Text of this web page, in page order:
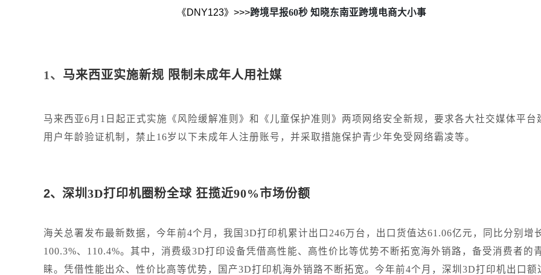
《DNY123》>>>跨境早报60秒 知晓东南亚跨境电商大小事
1、 马来西亚实施新规 限制未成年人用社媒
马来西亚6月1日起正式实施《风险缓解准则》和《儿童保护准则》两项网络安全新规，要求各大社交媒体平台
用户年龄验证机制，禁止16岁以下未成年人注册账号，并采取措施保护青少年免受网络霸凌等。
2、 深圳3D打印机圈粉全球 狂揽近90%市场份额
海关总署发布最新数据，今年前4个月，我国3D打印机累计出口246万台，出口货值达61.06亿元，同比分别增
100.3%、110.4%。其中，消费级3D打印设备凭借高性能、高性价比等优势不断拓宽海外销路，备受消费者的
睐。凭借性能出众、性价比高等优势，国产3D打印机海外销路不断拓宽。今年前4个月，深圳3D打印机出口额